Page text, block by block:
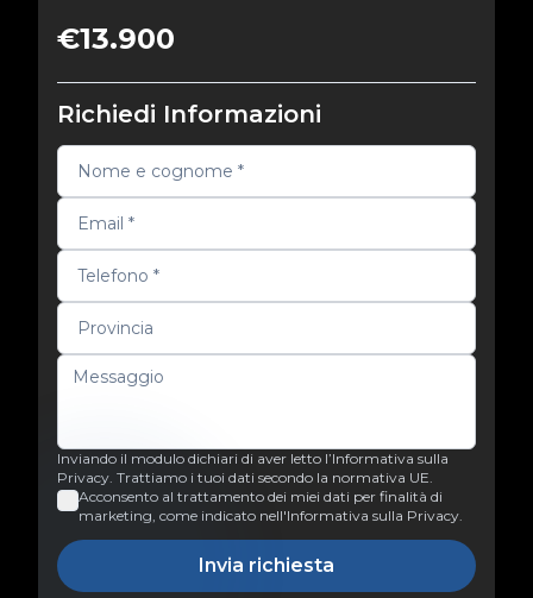
€13.900
Richiedi Informazioni
Inviando il modulo dichiari di aver letto l’Informativa sulla
Privacy. Trattiamo i tuoi dati secondo la normativa UE.
Acconsento al trattamento dei miei dati per finalità di
marketing, come indicato nell'Informativa sulla Privacy.
Invia richiesta